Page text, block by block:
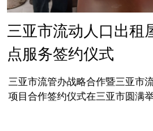
三亚市流动人口出租
点服务签约仪式
三亚市流管办战略合作暨三亚市
项目合作签约仪式在三亚市圆满